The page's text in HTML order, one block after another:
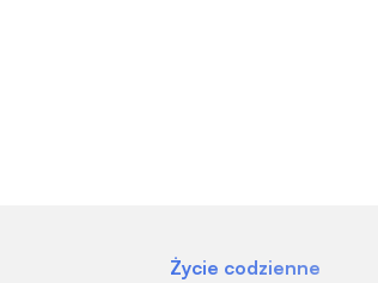
Życie codzienne